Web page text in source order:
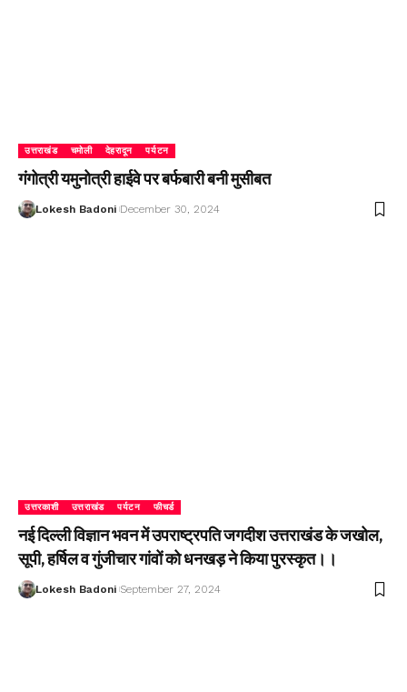
उत्तराखंड चमोली देहरादून पर्यटन
गंगोत्री यमुनोत्री हाईवे पर बर्फबारी बनी मुसीबत
Lokesh Badoni December 30, 2024
उत्तरकाशी उत्तराखंड पर्यटन फीचर्ड
नई दिल्ली विज्ञान भवन में उपराष्ट्रपति जगदीश उत्तराखंड के जखोल,
सूपी, हर्षिल व गुंजीचार गांवों को धनखड़ ने किया पुरस्कृत।।
Lokesh Badoni September 27, 2024